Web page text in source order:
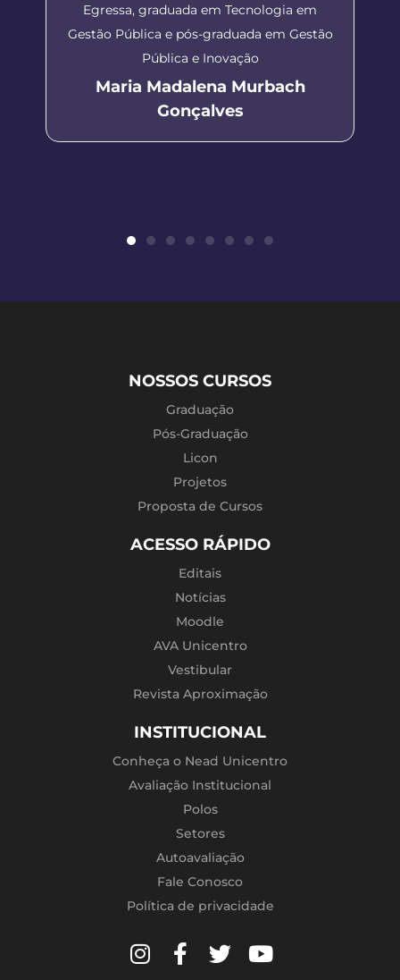
Egressa, graduada em Tecnologia em
Gestão Pública e pós-graduada em Gestão
Pública e Inovação
Maria Madalena Murbach
Gonçalves
NOSSOS CURSOS
Graduação
Pós-Graduação
Licon
Projetos
Proposta de Cursos
ACESSO RÁPIDO
Editais
Notícias
Moodle
AVA Unicentro
Vestibular
Revista Aproximação
INSTITUCIONAL
Conheça o Nead Unicentro
Avaliação Institucional
Polos
Setores
Autoavaliação
Fale Conosco
Política de privacidade